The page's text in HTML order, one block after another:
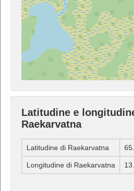
Latitudine e
Raekarvatna
Latitudine di Raekarvatna
Longitudine di Raekarvatna